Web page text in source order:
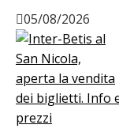
05/08/2026